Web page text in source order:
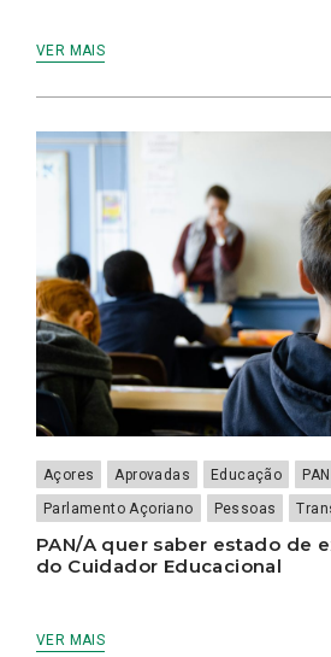
VER MAIS
Açores Aprovadas Educação
PAN
Parlamento Açoriano
Pessoas
PAN/A quer saber estado de
do Cuidador Educacional
VER MAIS